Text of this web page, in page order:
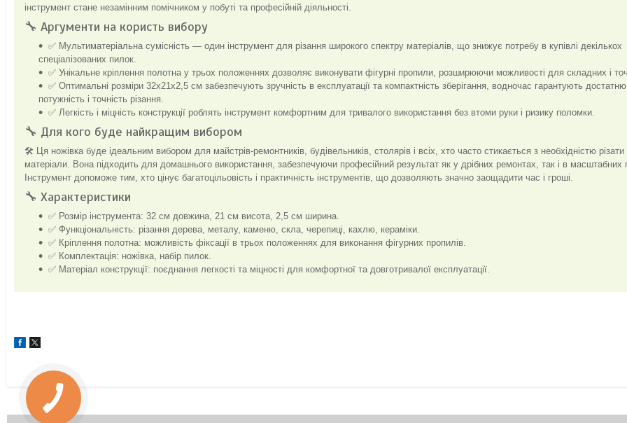
інструмент стане незамінним помічником у побуті та професійній діяльності.
🔧 Аргументи на користь вибору
✅ Мультиматеріальна сумісність — один інструмент для різання широкого спектру матеріалів, що знижує потребу в купівлі декількох
спеціалізованих пилок.
✅ Унікальне кріплення полотна у трьох положеннях дозволяє виконувати фігурні пропили, розширюючи можливості для складних і
✅ Оптимальні розміри 32х21х2,5 см забезпечують зручність в експлуатації та компактність зберігання, водночас гарантують достатню
потужність і точність різання.
✅ Легкість і міцність конструкції роблять інструмент комфортним для тривалого використання без втоми руки і ризику поломки.
🔧 Для кого буде найкращим вибором
🛠️ Ця ножівка буде ідеальним вибором для майстрів-ремонтників, будівельників, столярів і всіх, хто часто стикається з необхідністю різати
матеріали. Вона підходить для домашнього використання, забезпечуючи професійний результат як у дрібних ремонтах, так і в масштабних
Інструмент допоможе тим, хто цінує багатоцільовість і практичність інструментів, що дозволяють значно заощадити час і гроші.
🔧 Характеристики
✅ Розмір інструмента: 32 см довжина, 21 см висота, 2,5 см ширина.
✅ Функціональність: різання дерева, металу, каменю, скла, черепиці, кахлю, кераміки.
✅ Кріплення полотна: можливість фіксації в трьох положеннях для виконання фігурних пропилів.
✅ Комплектація: ножівка, набір пилок.
✅ Матеріал конструкції: поєднання легкості та міцності для комфортної та довготривалої експлуатації.